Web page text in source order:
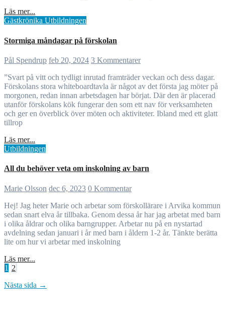
Läs mer...
Gästkrönika Utbildningen
Stormiga måndagar på förskolan
Pål Spendrup feb 20, 2024 3 Kommentarer
”Svart på vitt och tydligt inrutad framträder veckan och dess dagar.
Förskolans stora whiteboardtavla är något av det första jag möter på
morgonen, redan innan arbetsdagen har börjat. Där den är placerad
utanför förskolans kök fungerar den som ett nav för verksamheten
och ger en överblick över möten och aktiviteter. Ibland med ett glatt
tillrop
Läs mer...
Utbildningen
All du behöver veta om inskolning av barn
Marie Olsson dec 6, 2023 0 Kommentar
Hej! Jag heter Marie och arbetar som förskollärare i Arvika kommun
sedan snart elva år tillbaka. Genom dessa år har jag arbetat med barn
i olika åldrar och olika barngrupper. Arbetar nu på en nystartad
avdelning sedan januari i år med barn i åldern 1-2 år. Tänkte berätta
lite om hur vi arbetar med inskolning
Läs mer...
Sidnumrering
för
1 2
Nästa sida →